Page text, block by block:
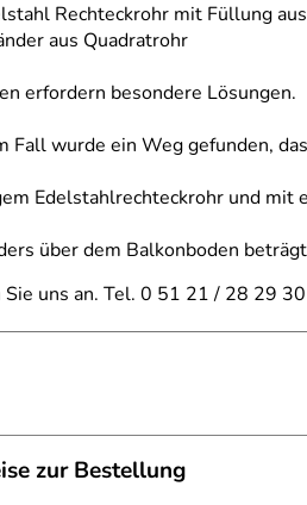
Rechteckrohr mit Füllung
aus Quadratrohr
erfordern besondere Lösungen.
Fall wurde ein Weg gefunden,
Edelstahlrechteckrohr und mit
über dem Balkonboden
Sie uns an. Tel. 0 51 21 / 28 29 30
das Geländer ist um die
zur Bestellung